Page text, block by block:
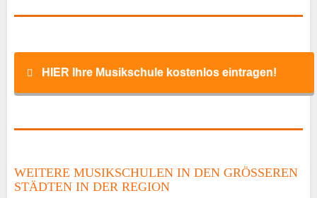
HIER Ihre Musikschule kostenlos eintragen!
WEITERE MUSIKSCHULEN IN DEN GRÖSSEREN S
TÄDTEN IN DER REGION